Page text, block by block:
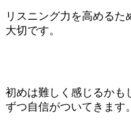
リスニング力を高める
大切です。
初めは難しく感じるかも
ずつ自信がついてきます。